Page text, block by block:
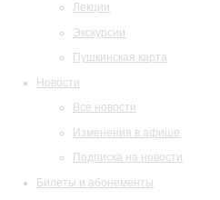
Лекции
Экскурсии
Пушкинская карта
Новости
Все новости
Изменения в афише
Подписка на новости
Билеты и абонементы